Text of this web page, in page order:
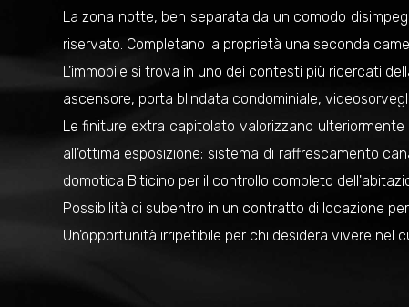
La zona notte, ben separata da un comodo
riservato. Completano la proprietà una seconda
L'immobile si trova in uno dei contesti più ricercati
ascensore, porta blindata condominiale,
Le finiture extra capitolato valorizzano
all'ottima esposizione; sistema di raffrescamento
domotica Biticino per il controllo completo
Possibilità di subentro in un contratto di locazione
Un'opportunità irripetibile per chi desidera vivere nel